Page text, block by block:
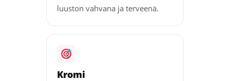
luuston vahvana ja terveenä.
Kromi